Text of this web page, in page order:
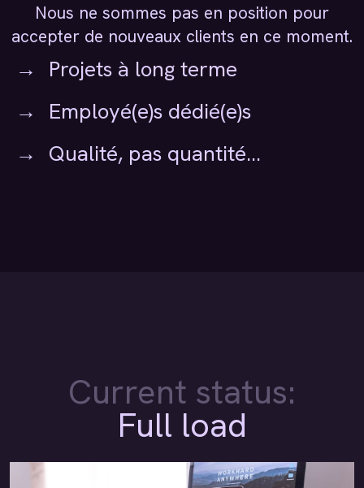
Nous ne sommes pas en position pour
accepter de nouveaux clients en ce moment.
Projets à long terme
Employé(e)s dédié(e)s
Qualité, pas quantité...
Current status:
Full load